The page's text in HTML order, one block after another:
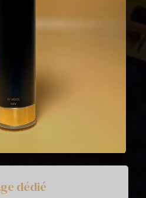
dédié